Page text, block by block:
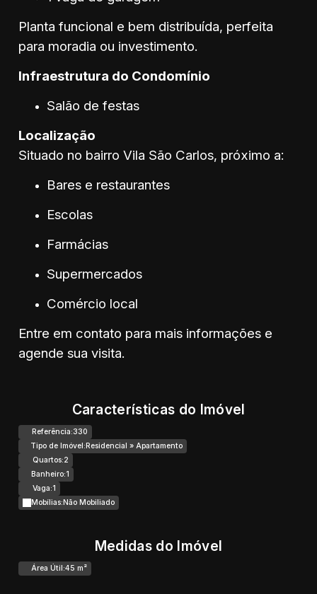
Planta funcional e bem distribuída, perfeita
para moradia ou investimento.
Infraestrutura do Condomínio
Salão de festas
Localização
Situado no bairro Vila São Carlos, próximo a:
Bares e restaurantes
Escolas
Farmácias
Supermercados
Comércio local
Entre em contato para mais informações e
agende sua visita.
Características do Imóvel
Referência:330
Tipo de Imóvel:Residencial » Apartamento
Quartos:2
Banheiro:1
Vaga:1
Mobílias:Não Mobiliado
Medidas do Imóvel
Área Útil:45 m²